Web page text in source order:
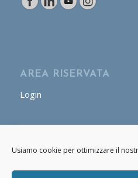
Usiamo cookie per ottimizzare il
AREA RISERVATA
Login